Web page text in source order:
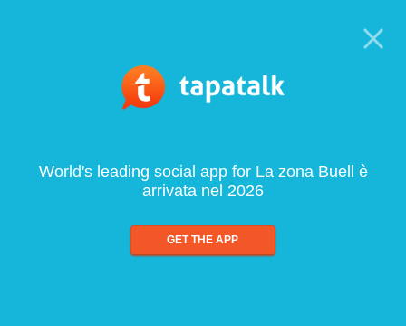
World's leading social app for La zona Buell è
arrivata nel 2026
GET THE APP